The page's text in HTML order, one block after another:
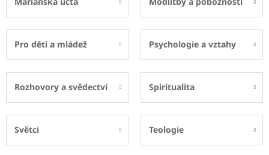
Pro děti a mládež Psychologie a vztahy
Rozhovory a svědectví Spiritualita
Světci Teologie